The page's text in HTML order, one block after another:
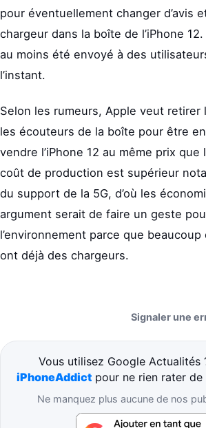
pour éventuellement changer d’avis
chargeur dans la boîte de l’iPhone
au moins été envoyé à des
l’instant.
Selon les rumeurs, Apple veut retirer
les écouteurs de la boîte pour être
vendre l’iPhone 12 au même prix que
coût de production est supérieur
du support de la 5G, d’où les
argument serait de faire un geste
l’environnement parce que
ont déjà des chargeurs.
Signaler une
Vous utilisez Google Actualités
iPhoneAddict pour ne rien rater de
Ne manquez plus aucune de nos